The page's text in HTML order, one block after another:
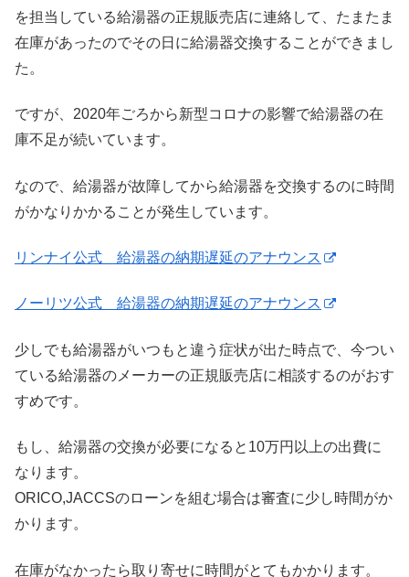
を担当している給湯器の正規販売店に連絡して、たまたま
在庫があったのでその日に給湯器交換することができまし
た。
ですが、2020年ごろから新型コロナの影響で給湯器の在
庫不足が続いています。
なので、給湯器が故障してから給湯器を交換するのに時間
がかなりかかることが発生しています。
リンナイ公式 給湯器の納期遅延のアナウンス
ノーリツ公式 給湯器の納期遅延のアナウンス
少しでも給湯器がいつもと違う症状が出た時点で、今つい
ている給湯器のメーカーの正規販売店に相談するのがおす
すめです。
もし、給湯器の交換が必要になると10万円以上の出費に
なります。
ORICO,JACCSのローンを組む場合は審査に少し時間がか
かります。
在庫がなかったら取り寄せに時間がとてもかかります。